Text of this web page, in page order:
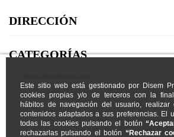
Este sitio web está gestionado por Disem
cookies propias y/o de terceros con la
hábitos de navegación del usuario, realizar
contenidos adaptados a sus preferencias. El
todas las cookies pulsando el botón
rechazarlas pulsando el botón “Rechazar
DIRECCIÓN
CATEGORÍAS
MI CUENTA
NOSOTROS